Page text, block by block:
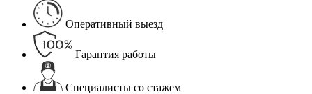
Оперативный выезд
Гарантия работы
Специалисты со стажем